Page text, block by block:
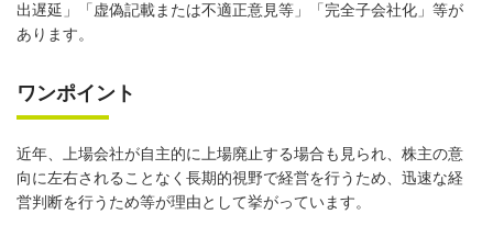
出遅延」「虚偽記載または不適正意見等」「完全子会社化」等が
あります。
ワンポイント
近年、上場会社が自主的に上場廃止する場合も見られ、株主の意
向に左右されることなく長期的視野で経営を行うため、迅速な経
営判断を行うため等が理由として挙がっています。